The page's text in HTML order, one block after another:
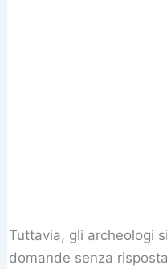
Tuttavia, gli archeologi
domande senza